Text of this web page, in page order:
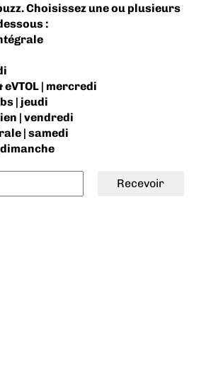
Choisissez une ou plusieurs
:
| mercredi
| jeudi
| vendredi
| samedi